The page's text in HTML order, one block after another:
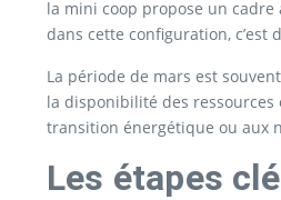
la mini coop propose un cadre
dans cette configuration, c’est
La période de mars est
la disponibilité des
transition énergétique ou aux
Les étapes